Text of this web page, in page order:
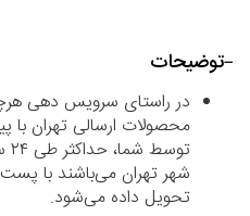
توضیحات
در راستای سرویس دهی
محصولات ارسالی تهران با
تحویل داده می‌شود.